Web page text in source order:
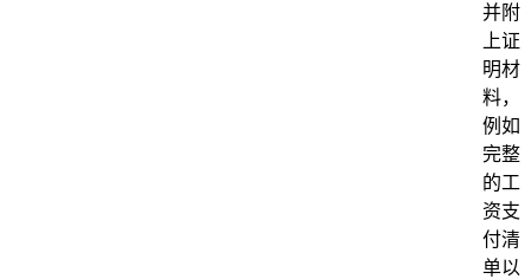
并附
上证
明材
料，
例如
完整
的工
资支
付清
单以